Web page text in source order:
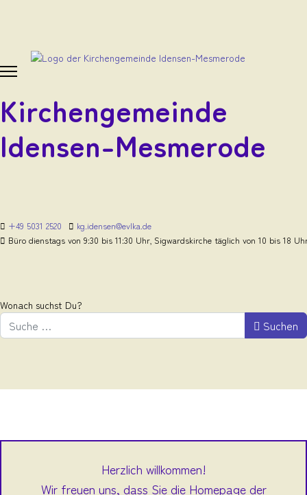
Kirchengemeinde
Idensen-Mesmerode
+49 5031 2520
kg.idensen@evlka.de
Büro dienstags von 9:30 bis 11:30 Uhr, Sigwardskirche täglich von 10 bis 18
Wonach suchst Du?
Suchen
Herzlich willkommen!
Wir freuen uns, dass Sie die Homepage der